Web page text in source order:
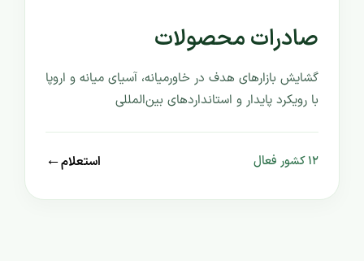
صادرات محصولات
گشایش بازارهای هدف در خاورمیانه، آسیای میانه و اروپا
با رویکرد پایدار و استانداردهای بین‌المللی
۱۲ کشور فعال استعلام←